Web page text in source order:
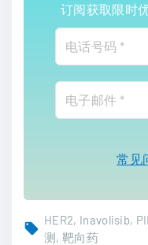
订阅获取限时
常见
HER2 Inavolisib
测 靶向药